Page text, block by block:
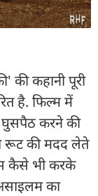
की कहानी पूरी
है. फिल्म में
करने की
रूट की मदद लेते
कैसे भी करके
का